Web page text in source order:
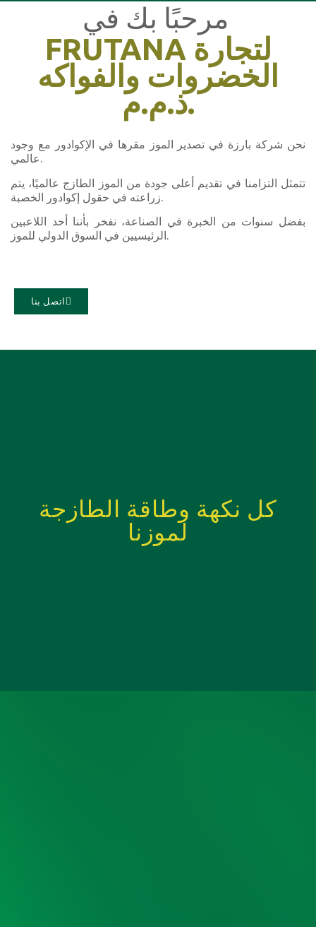
مرحبًا بك في
FRUTANA لتجارة
الخضروات والفواكه
ذ.م.م.
نحن شركة بارزة في تصدير الموز مقرها في الإكوادور مع وجود
عالمي.
تتمثل التزامنا في تقديم أعلى جودة من الموز الطازج عالميًا، يتم
زراعته في حقول إكوادور الخصبة.
بفضل سنوات من الخبرة في الصناعة، نفخر بأننا أحد اللاعبين
الرئيسيين في السوق الدولي للموز.
اتصل بنا
كل نكهة وطاقة الطازجة
لموزنا